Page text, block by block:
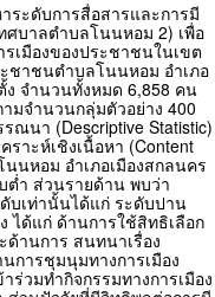
ระดับการสื่อสารและการมี
ศบาลตำบลโนนหอม 2) เพื่อ
เมืองของประชาชนในเขต
ชาชนตำบลโนนหอม อำเภอ
จำนวนทั้งหมด 6,858 คน
มจำนวนกลุ่มตัวอย่าง 400
ณนา (Descriptive Statistic)
ราะห์เชิงเนื้อหา (Content
นหอม อำเภอเมืองสกลนคร
ต่ำ ส่วนรายด้าน พบว่า
บเท่านั้นได้แก่ ระดับปาน
ได้แก่ ด้านการใช้สิทธิเลือก
ด้านการ สนทนาเรื่อง
การชุมนุมทางการเมือง
ร่วมทำกิจกรรมทางการเมือง